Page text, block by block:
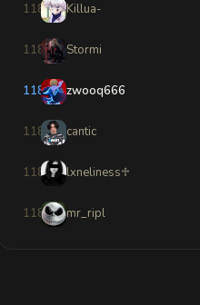
11880 Killua-
11881 Stormi
11882 zwooq666
11883 cantic
11884 lxneliness♱
11885 mr_ripl